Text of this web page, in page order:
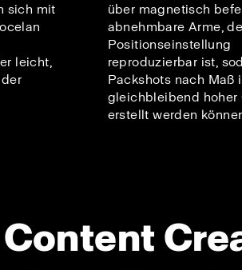
sich mit
leicht,
über magnetisch
abnehmbare Arme,
Positionseinstellung
reproduzierbar ist,
Packshots nach Maß
gleichbleibend hoher
erstellt werden